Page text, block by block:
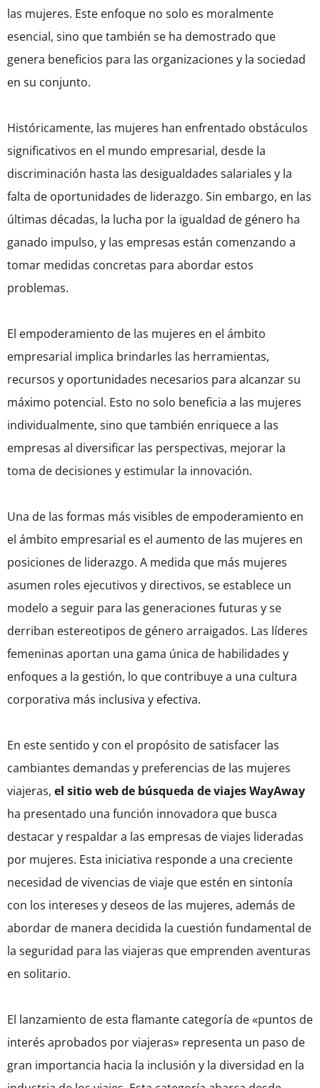
las mujeres. Este enfoque no solo es moralmente
esencial, sino que también se ha demostrado que
genera beneficios para las organizaciones y la sociedad
en su conjunto.
Históricamente, las mujeres han enfrentado obstáculos
significativos en el mundo empresarial, desde la
discriminación hasta las desigualdades salariales y la
falta de oportunidades de liderazgo. Sin embargo, en las
últimas décadas, la lucha por la igualdad de género ha
ganado impulso, y las empresas están comenzando a
tomar medidas concretas para abordar estos
problemas.
El empoderamiento de las mujeres en el ámbito
empresarial implica brindarles las herramientas,
recursos y oportunidades necesarios para alcanzar su
máximo potencial. Esto no solo beneficia a las mujeres
individualmente, sino que también enriquece a las
empresas al diversificar las perspectivas, mejorar la
toma de decisiones y estimular la innovación.
Una de las formas más visibles de empoderamiento en
el ámbito empresarial es el aumento de las mujeres en
posiciones de liderazgo. A medida que más mujeres
asumen roles ejecutivos y directivos, se establece un
modelo a seguir para las generaciones futuras y se
derriban estereotipos de género arraigados. Las líderes
femeninas aportan una gama única de habilidades y
enfoques a la gestión, lo que contribuye a una cultura
corporativa más inclusiva y efectiva.
En este sentido y con el propósito de satisfacer las
cambiantes demandas y preferencias de las mujeres
viajeras, el sitio web de búsqueda de viajes WayAway
ha presentado una función innovadora que busca
destacar y respaldar a las empresas de viajes lideradas
por mujeres. Esta iniciativa responde a una creciente
necesidad de vivencias de viaje que estén en sintonía
con los intereses y deseos de las mujeres, además de
abordar de manera decidida la cuestión fundamental de
la seguridad para las viajeras que emprenden aventuras
en solitario.
El lanzamiento de esta flamante categoría de «puntos de
interés aprobados por viajeras» representa un paso de
gran importancia hacia la inclusión y la diversidad en la